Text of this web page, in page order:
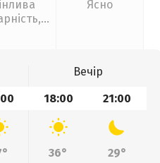
Ясно
Вечір
18:00 21:00
36°
29°